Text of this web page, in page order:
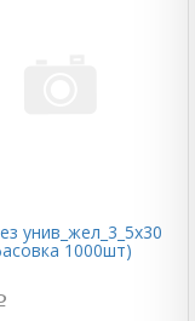
унив_жел_3_5х30
1000шт)